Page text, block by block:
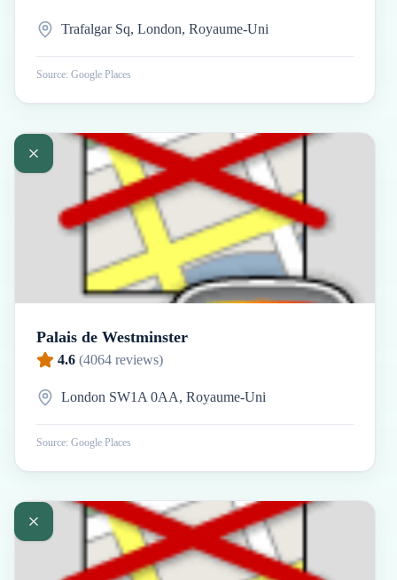
Trafalgar Sq, London, Royaume-Uni
Source: Google Places
Palais de Westminster
4.6 (4064 reviews)
London SW1A 0AA, Royaume-Uni
Source: Google Places